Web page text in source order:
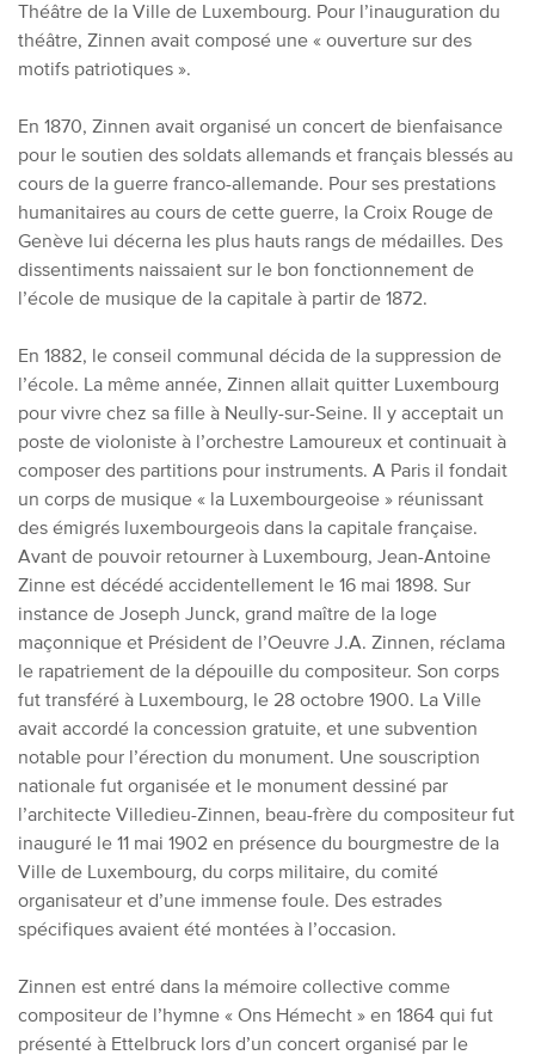
Théâtre de la Ville de Luxembourg. Pour l’inauguration du
théâtre, Zinnen avait composé une « ouverture sur des
motifs patriotiques ».
En 1870, Zinnen avait organisé un concert de bienfaisance
pour le soutien des soldats allemands et français blessés au
cours de la guerre franco-allemande. Pour ses prestations
humanitaires au cours de cette guerre, la Croix Rouge de
Genève lui décerna les plus hauts rangs de médailles. Des
dissentiments naissaient sur le bon fonctionnement de
l’école de musique de la capitale à partir de 1872.
En 1882, le conseil communal décida de la suppression de
l’école. La même année, Zinnen allait quitter Luxembourg
pour vivre chez sa fille à Neully-sur-Seine. Il y acceptait un
poste de violoniste à l’orchestre Lamoureux et continuait à
composer des partitions pour instruments. A Paris il fondait
un corps de musique « la Luxembourgeoise » réunissant
des émigrés luxembourgeois dans la capitale française.
Avant de pouvoir retourner à Luxembourg, Jean-Antoine
Zinne est décédé accidentellement le 16 mai 1898. Sur
instance de Joseph Junck, grand maître de la loge
maçonnique et Président de l’Oeuvre J.A. Zinnen réclama
le rapatriement de la dépouille du compositeur. Son corps
fut transféré à Luxembourg, le 28 octobre 1900. La Ville
avait accordé la concession gratuite, et une subvention
notable pour l’érection du monument. Une souscription
nationale fut organisée et le monument dessiné par
l’architecte Villedieu-Zinnen, beau-frère du compositeur fut
inauguré le 11 mai 1902 en présence du bourgmestre de la
Ville de Luxembourg, du corps militaire, du comité
organisateur et d’une immense foule. Des estrades
spécifiques avaient été montées à l’occasion.
Zinnen est entré dans la mémoire collective comme
compositeur de l’hymne « Ons Hémecht » en 1864 qui fut
présenté à Ettelbruck lors d’un concert organisé par le